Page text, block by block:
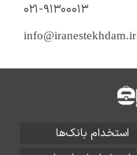
۰۲۱-۹۱۳۰۰۰۱۳
info@iranestekhdam.ir
استخدام بانک‌ها